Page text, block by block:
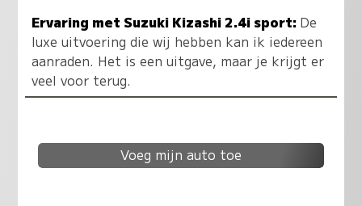
Ervaring met Suzuki Kizashi 2.4i sport: De
luxe uitvoering die wij hebben kan ik iedereen
aanraden. Het is een uitgave, maar je krijgt er
veel voor terug.
Voeg mijn auto toe